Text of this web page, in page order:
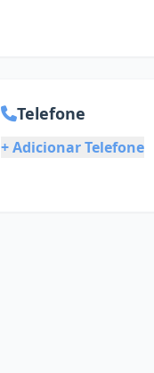
Telefone
+ Adicionar Telefone